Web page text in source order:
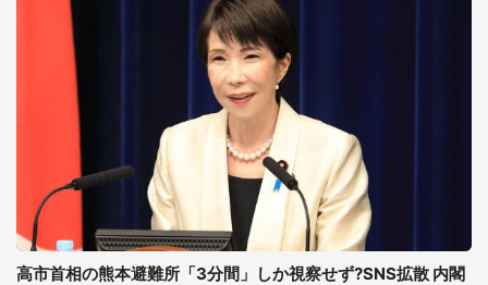
高市首相の熊本避難所「3分間」しか視察せず?SNS拡散 内閣